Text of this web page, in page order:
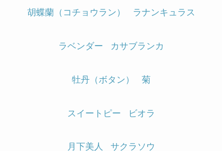
胡蝶蘭（コチョウラン） ラナンキュラス
ラベンダー カサブランカ
牡丹（ボタン） 菊
スイートピー ビオラ
月下美人 サクラソウ